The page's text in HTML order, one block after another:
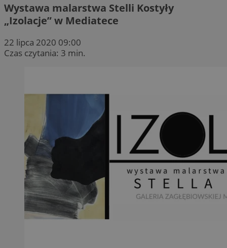
Wystawa malarstwa Stelli Kostyły
„Izolacje” w Mediatece
22 lipca 2020 09:00
Czas czytania: 3 min.